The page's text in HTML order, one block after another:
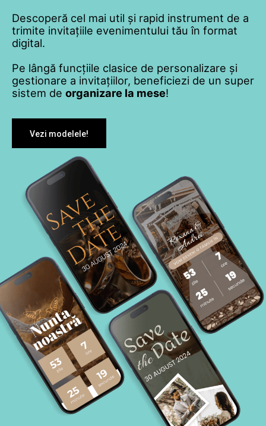
Descoperă cel mai util și rapid instrument de a
trimite invitațiile evenimentului tău în format
digital.
Pe lângă funcțiile clasice de personalizare și
gestionare a invitațiilor, beneficiezi de un super
sistem de organizare la mese!
Vezi modelele!